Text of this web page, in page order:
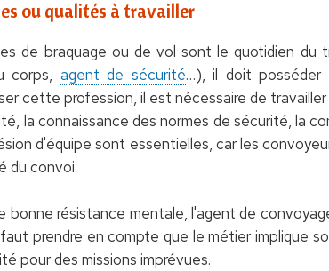
ou qualités à travailler
de braquage ou de vol sont le quotidien
corps, agent de sécurité…), il doit posséder
cette profession, il est nécessaire de
la connaissance des normes de sécurité, la
d'équipe sont essentielles, car les
du convoi.
bonne résistance mentale, l'agent de
faut prendre en compte que le métier implique
pour des missions imprévues.